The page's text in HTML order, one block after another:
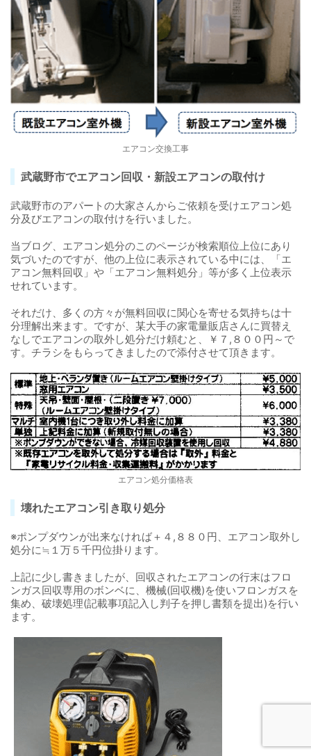
エアコン交換工事
武蔵野市でエアコン回収・新設エアコンの取付け
武蔵野市のアパートの大家さんからご依頼を受けエアコン処
分及びエアコンの取付けを行いました。
当ブログ、エアコン処分のこのページが検索順位上位にあり
気づいたのですが、他の上位に表示されている中には、「エ
アコン無料回収」や「エアコン無料処分」等が多く上位表示
せれています。
それだけ、多くの方々が無料回収に関心を寄せる気持ちは十
分理解出来ます。ですが、某大手の家電量販店さんに買替え
なしでエアコンの取外し処分だけ頼むと、￥７,８００円～で
す。チラシをもらってきましたので添付させて頂きます。
エアコン処分価格表
壊れたエアコン引き取り処分
※ポンプダウンが出来なければ＋４,８８０円、エアコン取外し
処分に≒１万５千円位掛ります。
上記に少し書きましたが、回収されたエアコンの行末はフロ
ンガス回収専用のボンベに、機械(回収機)を使いフロンガスを
集め、破壊処理(記載事項記入し判子を押し書類を提出)を行い
ます。